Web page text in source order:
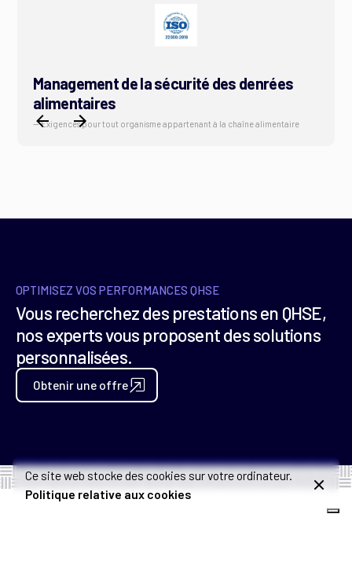
Management de la sécurité des denrées
alimentaires
— Exigences pour tout organisme appartenant à la chaîne alimentaire
OPTIMISEZ VOS PERFORMANCES QHSE
Vous recherchez des prestations en QHSE,
nos experts vous proposent des solutions
personnalisées.
Obtenir une offre
Ce site web stocke des cookies sur votre ordinateur.
Politique relative aux cookies